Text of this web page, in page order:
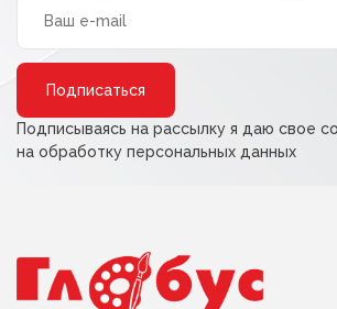
Подписываясь на рассылку я даю свое
на обработку персональных данных